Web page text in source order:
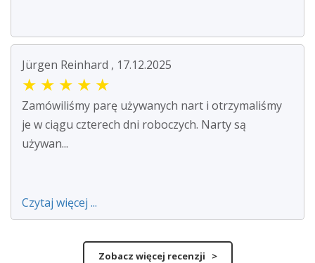
Jürgen Reinhard , 17.12.2025
★ ★ ★ ★ ★
Zamówiliśmy parę używanych nart i otrzymaliśmy
je w ciągu czterech dni roboczych. Narty są
używan...
Czytaj więcej ...
Zobacz więcej recenzji >